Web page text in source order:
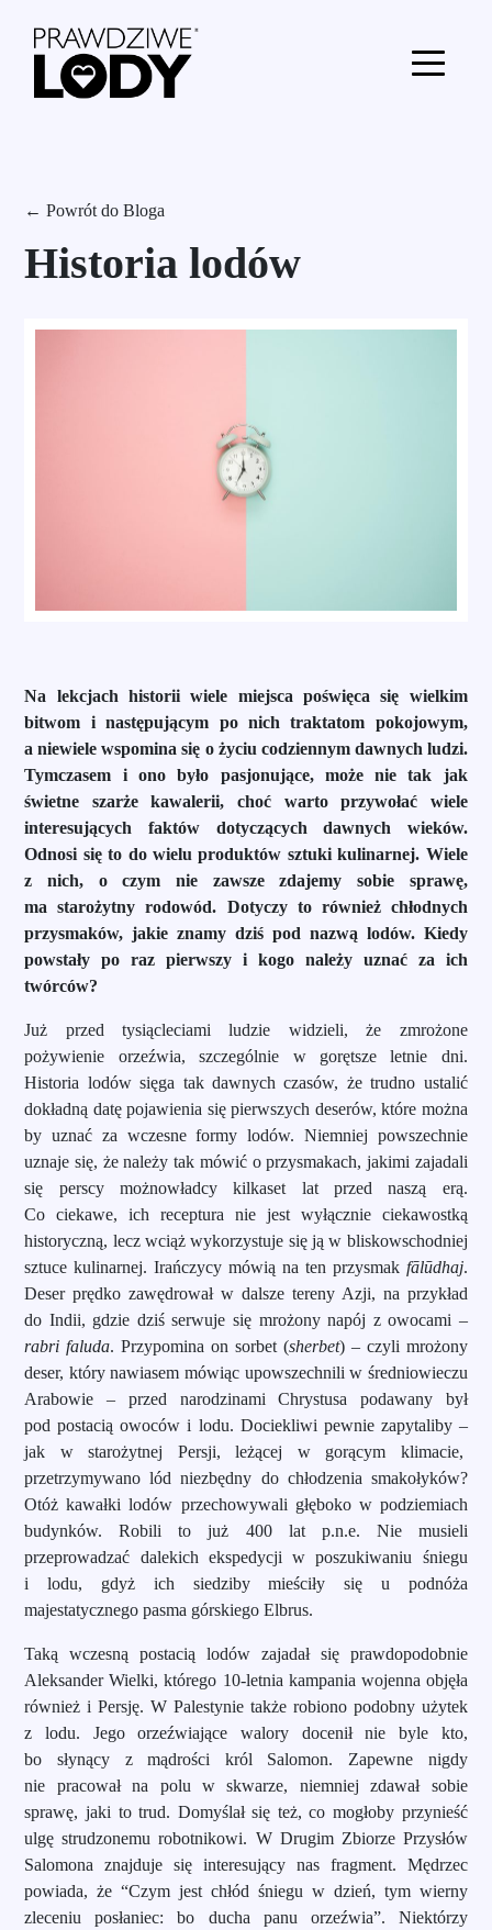
← Powrót do Bloga
Historia lodów
Na lekcjach historii wiele miejsca poświęca się wielkim
bitwom i następującym po nich traktatom pokojowym,
a niewiele wspomina się o życiu codziennym dawnych ludzi.
Tymczasem i ono było pasjonujące, może nie tak jak
świetne szarże kawalerii, choć warto przywołać wiele
interesujących faktów dotyczących dawnych wieków.
Odnosi się to do wielu produktów sztuki kulinarnej. Wiele
z nich, o czym nie zawsze zdajemy sobie sprawę,
ma starożytny rodowód. Dotyczy to również chłodnych
przysmaków, jakie znamy dziś pod nazwą lodów. Kiedy
powstały po raz pierwszy i kogo należy uznać za ich
twórców?
Już przed tysiącleciami ludzie widzieli, że zmrożone
pożywienie orzeźwia, szczególnie w gorętsze letnie dni.
Historia lodów sięga tak dawnych czasów, że trudno ustalić
dokładną datę pojawienia się pierwszych deserów, które można
by uznać za wczesne formy lodów. Niemniej powszechnie
uznaje się, że należy tak mówić o przysmakach, jakimi zajadali
się perscy możnowładcy kilkaset lat przed naszą erą.
Co ciekawe, ich receptura nie jest wyłącznie ciekawostką
historyczną, lecz wciąż wykorzystuje się ją w bliskowschodniej
sztuce kulinarnej. Irańczycy mówią na ten przysmak fālūdhaj.
Deser prędko zawędrował w dalsze tereny Azji, na przykład
do Indii, gdzie dziś serwuje się mrożony napój z owocami –
rabri faluda. Przypomina on sorbet (sherbet) – czyli mrożony
deser, który nawiasem mówiąc upowszechnili w średniowieczu
Arabowie – przed narodzinami Chrystusa podawany był
pod postacią owoców i lodu. Dociekliwi pewnie zapytaliby –
jak w starożytnej Persji, leżącej w gorącym klimacie,
przetrzymywano lód niezbędny do chłodzenia smakołyków?
Otóż kawałki lodów przechowywali głęboko w podziemiach
budynków. Robili to już 400 lat p.n.e. Nie musieli
przeprowadzać dalekich ekspedycji w poszukiwaniu śniegu
i lodu, gdyż ich siedziby mieściły się u podnóża
majestatycznego pasma górskiego Elbrus.
Taką wczesną postacią lodów zajadał się prawdopodobnie
Aleksander Wielki, którego 10-letnia kampania wojenna objęła
również i Persję. W Palestynie także robiono podobny użytek
z lodu. Jego orzeźwiające walory docenił nie byle kto,
bo słynący z mądrości król Salomon. Zapewne nigdy
nie pracował na polu w skwarze, niemniej zdawał sobie
sprawę, jaki to trud. Domyślał się też, co mogłoby przynieść
ulgę strudzonemu robotnikowi. W Drugim Zbiorze Przysłów
Salomona znajduje się interesujący nas fragment. Mędrzec
powiada, że “Czym jest chłód śniegu w dzień, tym wierny
zleceniu posłaniec: bo ducha panu orzeźwia”. Niektórzy